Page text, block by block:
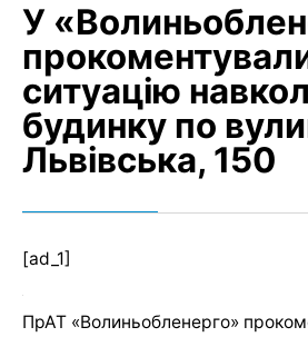
У
ситуацію
будинку по
Львівська, 150
[ad_1]
ПрАТ «Волиньобленерго»